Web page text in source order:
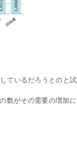
ているだろうとのと試
数がその需要の増加に